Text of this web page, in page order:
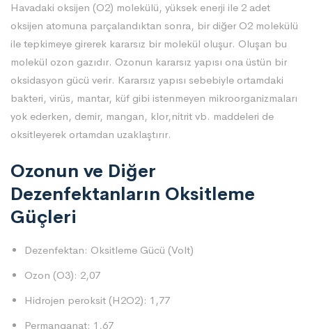
Havadaki oksijen (O2) molekülü, yüksek enerji ile 2 adet
oksijen atomuna parçalandıktan sonra, bir diğer O2 molekülü
ile tepkimeye girerek kararsız bir molekül oluşur. Oluşan bu
molekül ozon gazıdır. Ozonun kararsız yapısı ona üstün bir
oksidasyon gücü verir. Kararsız yapısı sebebiyle ortamdaki
bakteri, virüs, mantar, küf gibi istenmeyen mikroorganizmaları
yok ederken, demir, mangan, klor,nitrit vb. maddeleri de
oksitleyerek ortamdan uzaklaştırır.
Ozonun ve Diğer
Dezenfektanların Oksitleme
Güçleri
Dezenfektan: Oksitleme Gücü (Volt)
Ozon (O3): 2,07
Hidrojen peroksit (H2O2): 1,77
Permanganat: 1,67